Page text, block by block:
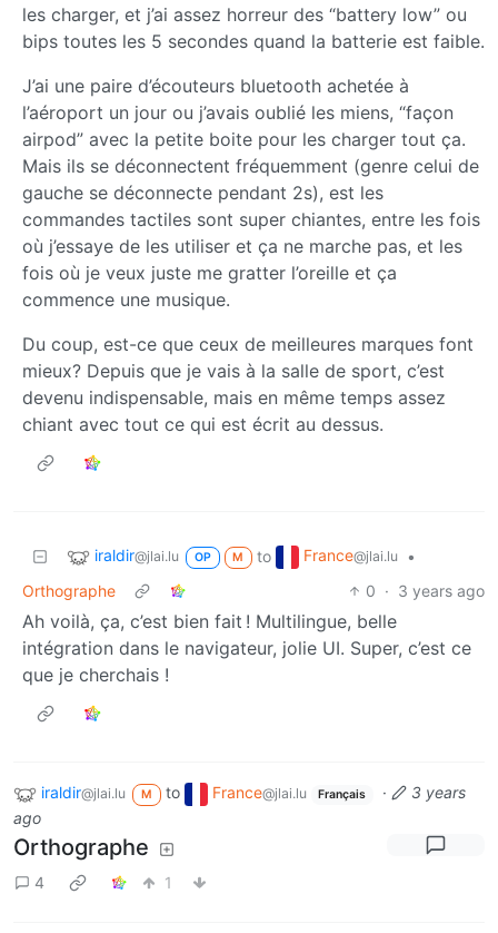
les charger, et j’ai assez horreur des “battery low” ou
bips toutes les 5 secondes quand la batterie est faible.
J’ai une paire d’écouteurs bluetooth achetée à
l’aéroport un jour ou j’avais oublié les miens, “façon
airpod” avec la petite boite pour les charger tout ça.
Mais ils se déconnectent fréquemment (genre celui de
gauche se déconnecte pendant 2s), est les
commandes tactiles sont super chiantes, entre les fois
où j’essaye de les utiliser et ça ne marche pas, et les
fois où je veux juste me gratter l’oreille et ça
commence une musique.
Du coup, est-ce que ceux de meilleures marques font
mieux? Depuis que je vais à la salle de sport, c’est
devenu indispensable, mais en même temps assez
chiant avec tout ce qui est écrit au dessus.
iraldir@jlai.lu OP M to France@jlai.lu
•
Orthographe
0 · 3 years ago
Ah voilà, ça, c’est bien fait ! Multilingue, belle
intégration dans le navigateur, jolie UI. Super, c’est ce
que je cherchais !
iraldir@jlai.lu M to France@jlai.lu Français ·
3 years
ago
Orthographe
4 1